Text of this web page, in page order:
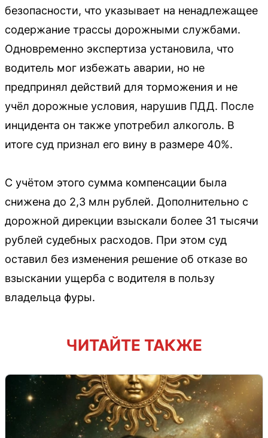
безопасности, что указывает на ненадлежащее
содержание трассы дорожными службами.
Одновременно экспертиза установила, что
водитель мог избежать аварии, но не
предпринял действий для торможения и не
учёл дорожные условия, нарушив ПДД. После
инцидента он также употребил алкоголь. В
итоге суд признал его вину в размере 40%.
С учётом этого сумма компенсации была
снижена до 2,3 млн рублей. Дополнительно с
дорожной дирекции взыскали более 31 тысячи
рублей судебных расходов. При этом суд
оставил без изменения решение об отказе во
взыскании ущерба с водителя в пользу
владельца фуры.
ЧИТАЙТЕ ТАКЖЕ